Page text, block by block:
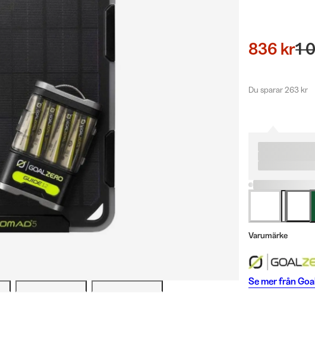
836 kr1
Du sparar 263 kr
Varumärke
Se mer från